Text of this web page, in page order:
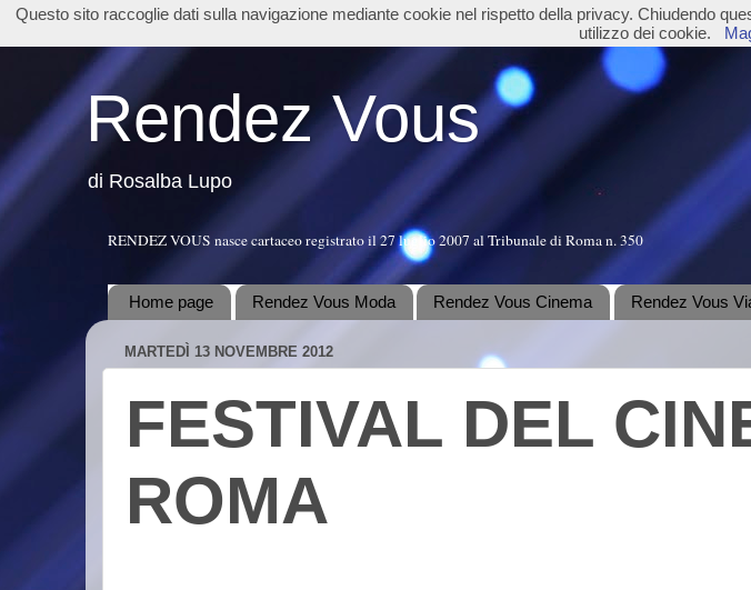
Rendez Vous
di Rosalba Lupo
RENDEZ VOUS nasce cartaceo registrato il 27 luglio 2007 al Tribunale di Roma n. 350
Home page Rendez Vous Moda Rendez Vous Cinema Rendez Vous
MARTEDÌ 13 NOVEMBRE 2012
FESTIVAL DEL
ROMA
Questo sito raccoglie dati sulla navigazione mediante cookie nel rispetto della privacy. Chiudendo
utilizzo dei cookie.